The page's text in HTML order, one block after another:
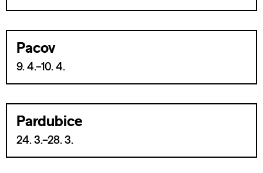
Pacov
9. 4.–10. 4.
Pardubice
24. 3.–28. 3.